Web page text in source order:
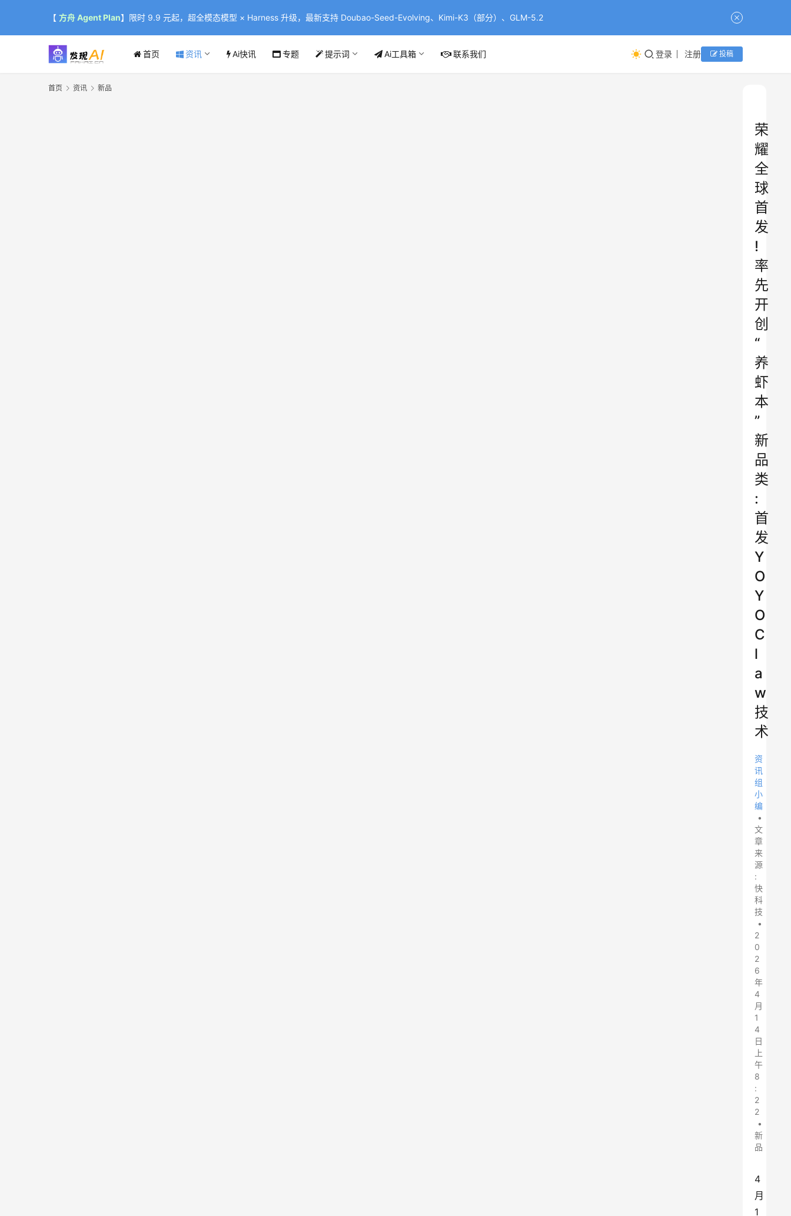
【 方舟 Agent Plan】限时 9.9 元起，超全模态模型 × Harness 升级，最新支持 Doubao-Seed-Evolving、Kimi-K3（部分）、GLM-5.2
首页 资讯 Ai快讯 专题 提示词 Ai工具箱 联系我们 登录 注册 投稿
首页 资讯 新品
荣
耀
全
球
首
发
!
率
先
开
创
“
养
虾
本
”
新
品
类
:
首
发
Y
O
Y
O
C
l
a
w
技
术
资
讯
组
小
编
•
文
章
来
源
:
快
科
技
•
2
0
2
6
年
4
月
1
4
日
上
午
8
:
2
2
•
新
品
4
月
1